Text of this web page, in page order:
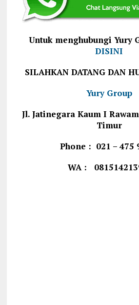
Untuk menghubungi Yury
DISINI
SILAHKAN DATANG DAN
Yury Group
Jl. Jatinegara Kaum I
Timur
Phone : 021 – 475
WA :